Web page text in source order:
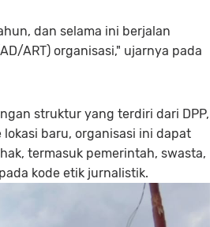
dan selama ini berjalan
ART) organisasi," ujarnya pada
struktur yang terdiri dari DPP,
baru, organisasi ini dapat
termasuk pemerintah, swasta,
kode etik jurnalistik.